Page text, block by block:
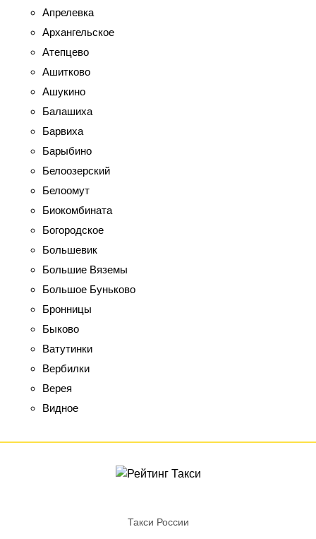
Апрелевка
Архангельское
Атепцево
Ашитково
Ашукино
Балашиха
Барвиха
Барыбино
Белоозерский
Белоомут
Биокомбината
Богородское
Большевик
Большие Вяземы
Большое Буньково
Бронницы
Быково
Ватутинки
Вербилки
Верея
Видное
Такси России